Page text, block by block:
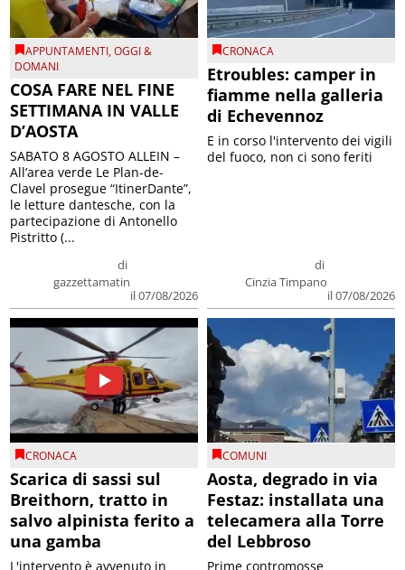
APPUNTAMENTI,OGGI &
DOMANI
COSA FARE NEL FINE
SETTIMANA IN VALLE
D’AOSTA
di
gazzettamatin
il 07/08/2026
SABATO 8 AGOSTO ALLEIN –
All’area verde Le Plan-de-
Clavel prosegue “ItinerDante”,
le letture dantesche, con la
partecipazione di Antonello
Pistritto (...
CRONACA
Etroubles: camper in
fiamme nella galleria
di Echevennoz
di
Cinzia Timpano
il 07/08/2026
E in corso l'intervento dei vigili
del fuoco, non ci sono feriti
CRONACA
Scarica di sassi sul
Breithorn, tratto in
salvo alpinista ferito a
una gamba
L'intervento è avvenuto in
COMUNI
Aosta, degrado in via
Festaz: installata una
telecamera alla Torre
del Lebbroso
Prime contromosse